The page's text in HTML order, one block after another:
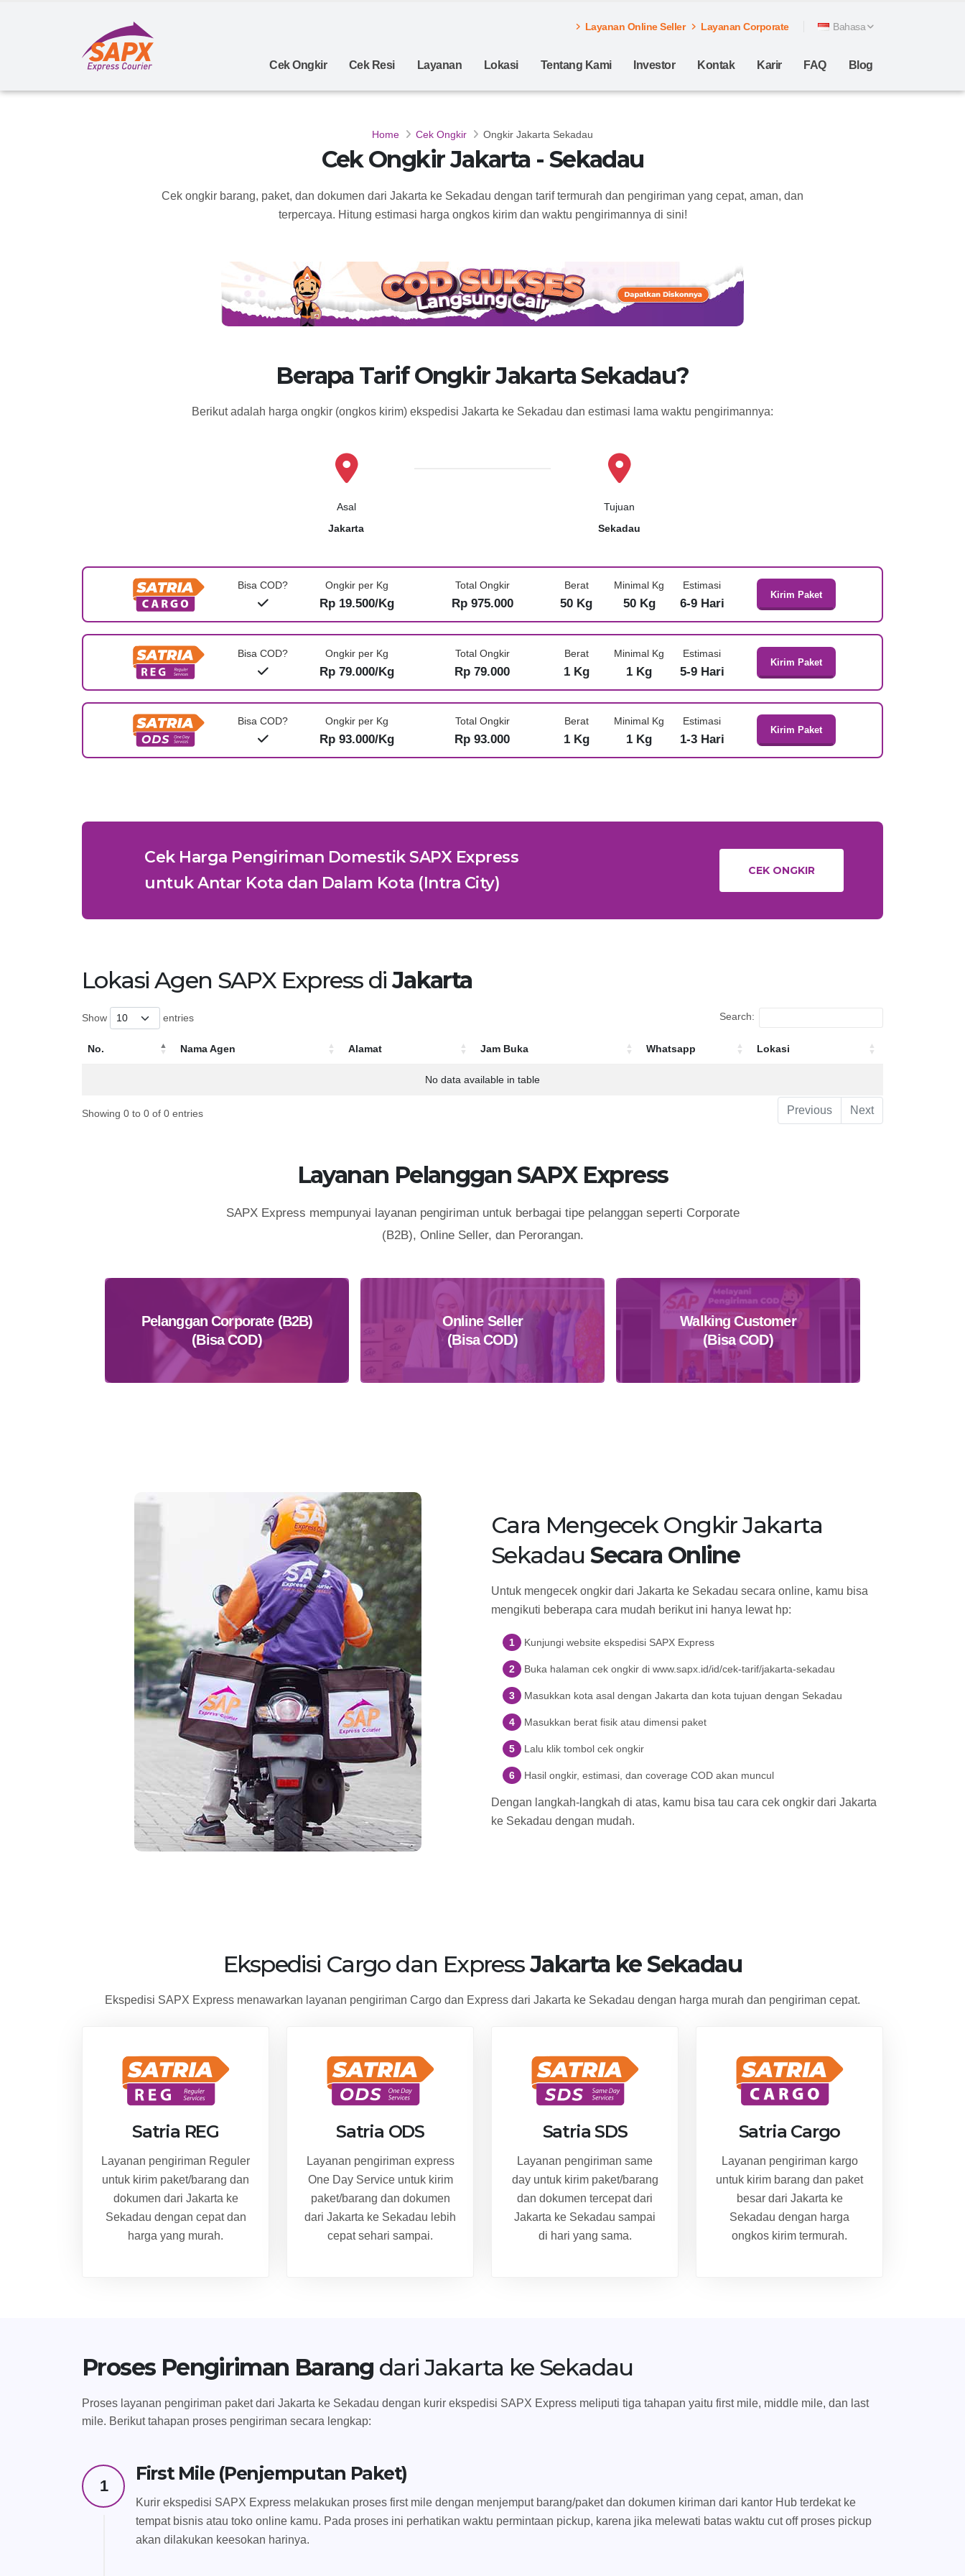
Layanan Online Seller Layanan Corporate Bahasa
Cek Ongkir Cek Resi Layanan Lokasi Tentang Kami Investor Kontak Karir FAQ Blog
Home Cek Ongkir Ongkir Jakarta Sekadau
Cek Ongkir Jakarta - Sekadau
Cek ongkir barang, paket, dan dokumen dari Jakarta ke Sekadau dengan tarif termurah dan pengiriman yang cepat, aman, dan
terpercaya. Hitung estimasi harga ongkos kirim dan waktu pengirimannya di sini!
Berapa Tarif Ongkir Jakarta Sekadau?
Berikut adalah harga ongkir (ongkos kirim) ekspedisi Jakarta ke Sekadau dan estimasi lama waktu pengirimannya:
Asal
Jakarta
Tujuan
Sekadau
Bisa COD? Ongkir per Kg
Rp 19.500/Kg
Total Ongkir
Rp 975.000
Berat
50 Kg
Minimal Kg
50 Kg
Estimasi
6-9 Hari
Kirim Paket
Bisa COD? Ongkir per Kg
Rp 79.000/Kg
Total Ongkir
Rp 79.000
Berat
1 Kg
Minimal Kg
1 Kg
Estimasi
5-9 Hari
Kirim Paket
Bisa COD? Ongkir per Kg
Rp 93.000/Kg
Total Ongkir
Rp 93.000
Berat
1 Kg
Minimal Kg
1 Kg
Estimasi
1-3 Hari
Kirim Paket
Cek Harga Pengiriman Domestik SAPX Express
untuk Antar Kota dan Dalam Kota (Intra City)
CEK ONGKIR
Lokasi Agen SAPX Express diJakarta
Show entries Search:
No. Nama Agen Alamat Jam Buka Whatsapp Lokasi
Jam Buka
No data available in table
Showing 0 to 0 of 0 entries Previous Next
Layanan Pelanggan SAPX Express
SAPX Express mempunyai layanan pengiriman untuk berbagai tipe pelanggan seperti Corporate
(B2B), Online Seller, dan Perorangan.
Pelanggan Corporate (B2B)
(Bisa COD)
Online Seller
(Bisa COD)
Walking Customer
(Bisa COD)
Cara Mengecek Ongkir Jakarta
SekadauSecara Online
Untuk mengecek ongkir dari Jakarta ke Sekadau secara online, kamu bisa
mengikuti beberapa cara mudah berikut ini hanya lewat hp:
Kunjungi website ekspedisi SAPX Express
Buka halaman cek ongkir di www.sapx.id/id/cek-tarif/jakarta-sekadau
Masukkan kota asal dengan Jakarta dan kota tujuan dengan Sekadau
Masukkan berat fisik atau dimensi paket
Lalu klik tombol cek ongkir
Hasil ongkir, estimasi, dan coverage COD akan muncul
Dengan langkah-langkah di atas, kamu bisa tau cara cek ongkir dari Jakarta
ke Sekadau dengan mudah.
Ekspedisi Cargo dan ExpressJakarta ke Sekadau
Ekspedisi SAPX Express menawarkan layanan pengiriman Cargo dan Express dari Jakarta ke Sekadau dengan harga murah dan pengiriman cepat.
Satria REG
Layanan pengiriman Reguler
untuk kirim paket/barang dan
dokumen dari Jakarta ke
Sekadau dengan cepat dan
harga yang murah.
Satria ODS
Layanan pengiriman express
One Day Service untuk kirim
paket/barang dan dokumen
dari Jakarta ke Sekadau lebih
cepat sehari sampai.
Satria SDS
Layanan pengiriman same
day untuk kirim paket/barang
dan dokumen tercepat dari
Jakarta ke Sekadau sampai
di hari yang sama.
Satria Cargo
Layanan pengiriman kargo
untuk kirim barang dan paket
besar dari Jakarta ke
Sekadau dengan harga
ongkos kirim termurah.
Proses Pengiriman Barang dari Jakarta ke Sekadau
Proses layanan pengiriman paket dari Jakarta ke Sekadau dengan kurir ekspedisi SAPX Express meliputi tiga tahapan yaitu first mile, middle mile, dan last
mile. Berikut tahapan proses pengiriman secara lengkap:
1
First Mile (Penjemputan Paket)
Kurir ekspedisi SAPX Express melakukan proses first mile dengan menjemput barang/paket dan dokumen kiriman dari kantor Hub terdekat ke
tempat bisnis atau toko online kamu. Pada proses ini perhatikan waktu permintaan pickup, karena jika melewati batas waktu cut off proses pickup
akan dilakukan keesokan harinya.